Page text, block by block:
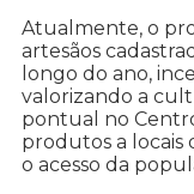
Atualmente, o
artesãos
longo do ano,
valorizando a
pontual no
produtos a locais
o acesso da